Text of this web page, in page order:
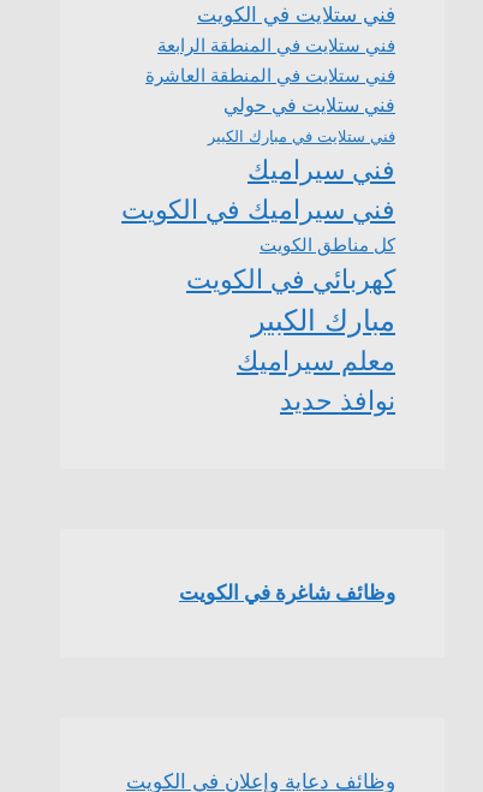
فني ستلايت في الكويت
فني ستلايت في المنطقة الرابعة
فني ستلايت في المنطقة العاشرة
فني ستلايت في حولي
فني ستلايت في مبارك الكبير
فني سيراميك
فني سيراميك في الكويت
كل مناطق الكويت
كهربائي في الكويت
مبارك الكبير
معلم سيراميك
نوافذ حديد
وظائف شاغرة في الكويت
وظائف دعاية وإعلان في الكويت